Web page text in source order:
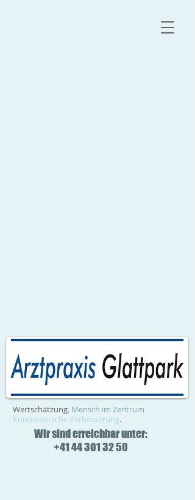
Wertschätzung. Mensch im Zentrum.
Kontinuierliche Verbesserung.
Wir sind erreichbar unter:
+41 44 301 32 50